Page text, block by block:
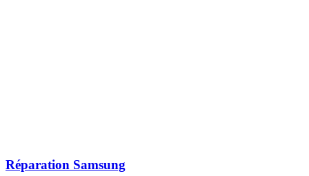
Réparation Samsung